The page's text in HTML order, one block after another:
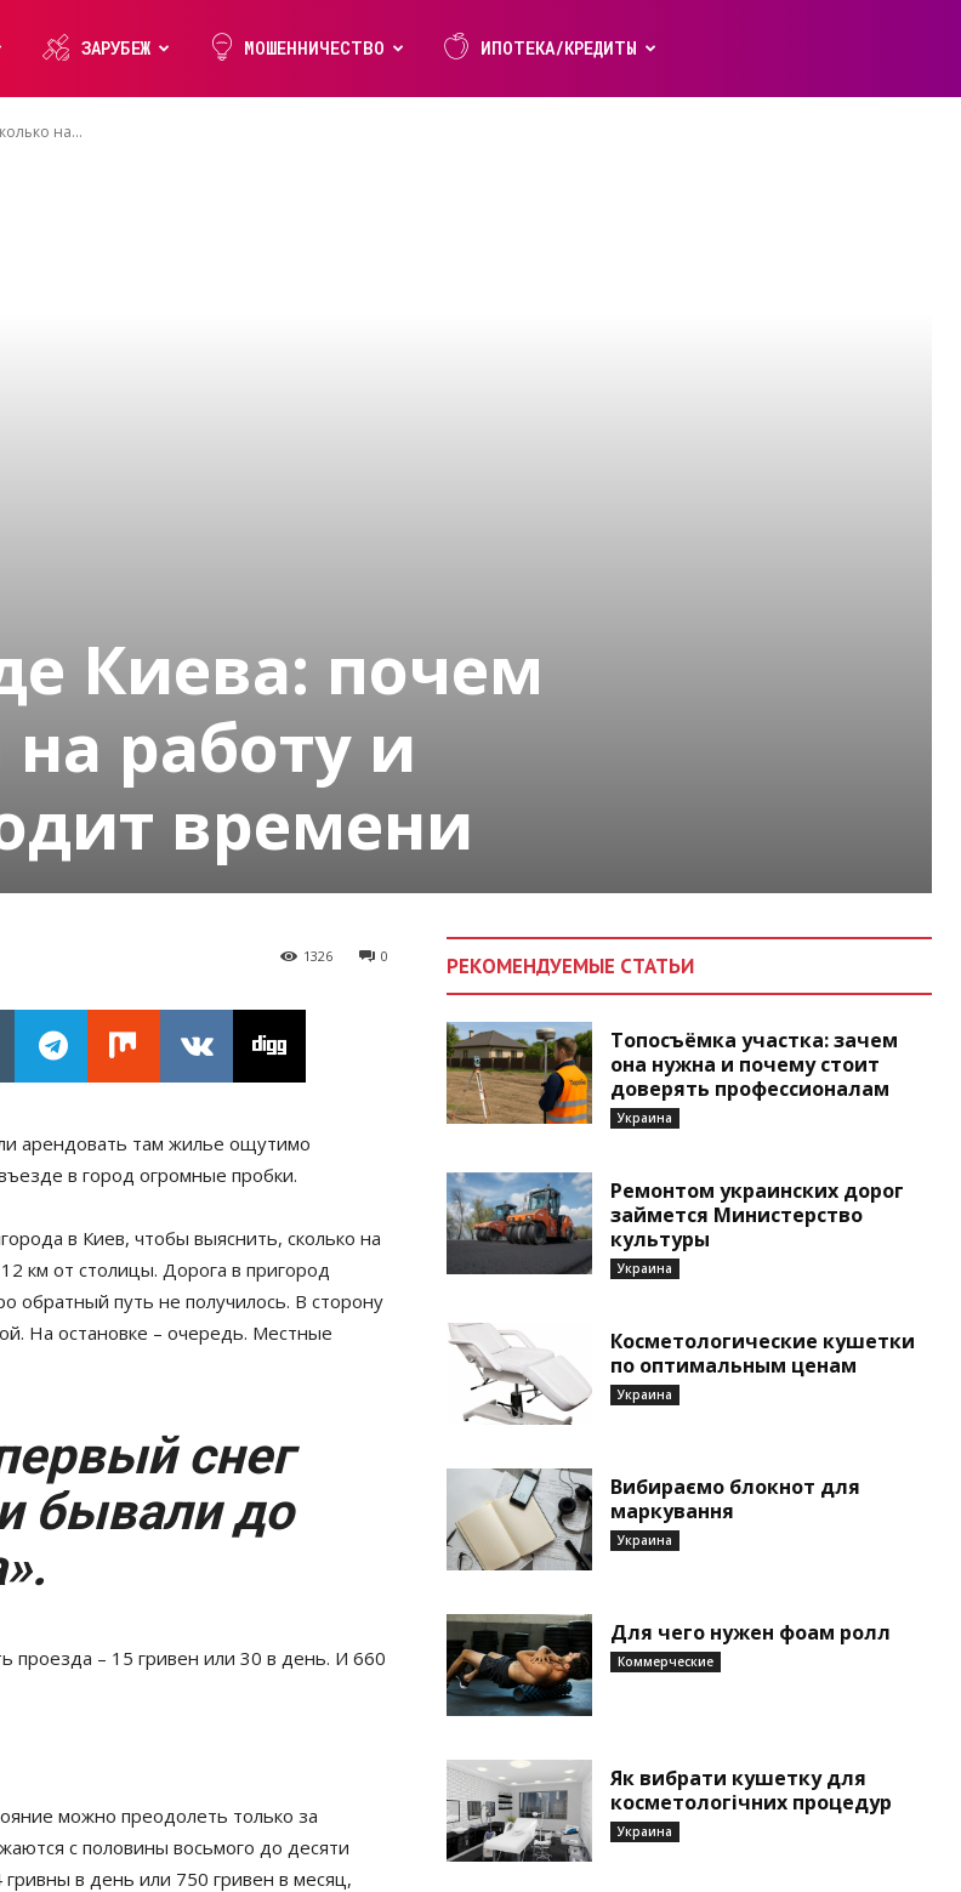
ЗАРУБЕЖ МОШЕННИЧЕСТВО ИПОТЕКА/КРЕДИТЫ
на...
Киева: почем
работу и
времени
0
1326
арендовать там жилье ощутимо
в город огромные пробки.
в Киев, чтобы выяснить, сколько на
км от столицы. Дорога в пригород
обратный путь не получилось. В сторону
На остановке – очередь. Местные
снег
бывали до
проезда – 15 гривен или 30 в день. И 660
можно преодолеть только за
с половины восьмого до десяти
в день или 750 гривен в месяц,
РЕКОМЕНДУЕМЫЕ СТАТЬИ
Топосъёмка участка: зачем
она нужна и почему стоит
доверять профессионалам
Украина
Ремонтом украинских дорог
займется Министерство
культуры
Украина
Косметологические кушетки
по оптимальным ценам
Украина
Вибираємо блокнот для
маркування
Украина
Для чего нужен фоам ролл
Коммерческие
Як вибрати кушетку для
косметологічних процедур
Украина